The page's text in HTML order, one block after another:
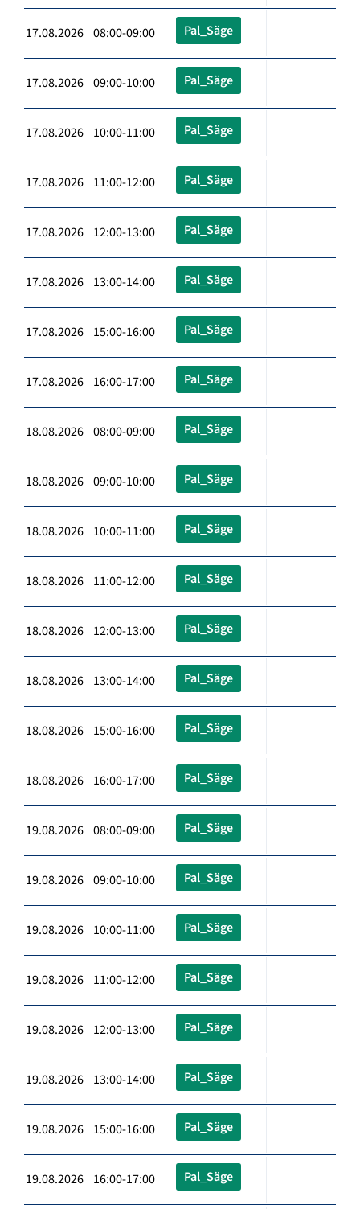
17.08.2026 08:00-09:00 Pal_Säge
17.08.2026 09:00-10:00 Pal_Säge
17.08.2026 10:00-11:00 Pal_Säge
17.08.2026 11:00-12:00 Pal_Säge
17.08.2026 12:00-13:00 Pal_Säge
17.08.2026 13:00-14:00 Pal_Säge
17.08.2026 15:00-16:00 Pal_Säge
17.08.2026 16:00-17:00 Pal_Säge
18.08.2026 08:00-09:00 Pal_Säge
18.08.2026 09:00-10:00 Pal_Säge
18.08.2026 10:00-11:00 Pal_Säge
18.08.2026 11:00-12:00 Pal_Säge
18.08.2026 12:00-13:00 Pal_Säge
18.08.2026 13:00-14:00 Pal_Säge
18.08.2026 15:00-16:00 Pal_Säge
18.08.2026 16:00-17:00 Pal_Säge
19.08.2026 08:00-09:00 Pal_Säge
19.08.2026 09:00-10:00 Pal_Säge
19.08.2026 10:00-11:00 Pal_Säge
19.08.2026 11:00-12:00 Pal_Säge
19.08.2026 12:00-13:00 Pal_Säge
19.08.2026 13:00-14:00 Pal_Säge
19.08.2026 15:00-16:00 Pal_Säge
19.08.2026 16:00-17:00 Pal_Säge